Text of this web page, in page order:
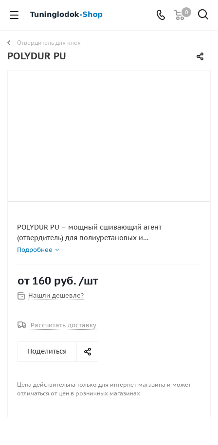
0
Отвердитель для клея
POLYDUR PU
POLYDUR PU – мощный сшивающий агент
(отвердитель) для полиуретановых и
полихлоропреновых клеев (POLIGRIP). Улучшает
Подробнее
от 160 руб. /шт
Нашли дешевле?
Рассчитать доставку
Поделиться
Цена действительна только для интернет-магазина и может
отличаться от цен в розничных магазинах